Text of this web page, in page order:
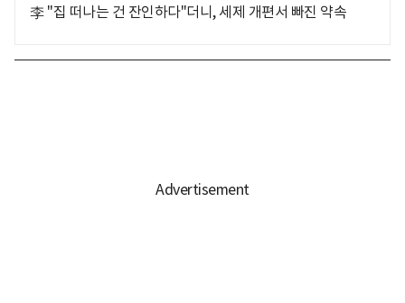
李 "집 떠나는 건 잔인하다"더니, 세제 개편서 빠진 약속